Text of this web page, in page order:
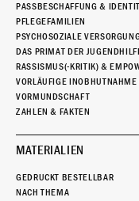
PASSBESCHAFFUNG &
PFLEGEFAMILIEN
PSYCHOSOZIALE
DAS PRIMAT DER
RASSISMUS(-KRITIK) &
VORLÄUFIGE
VORMUNDSCHAFT
ZAHLEN & FAKTEN
MATERIALIEN
GEDRUCKT BESTELLBAR
NACH THEMA